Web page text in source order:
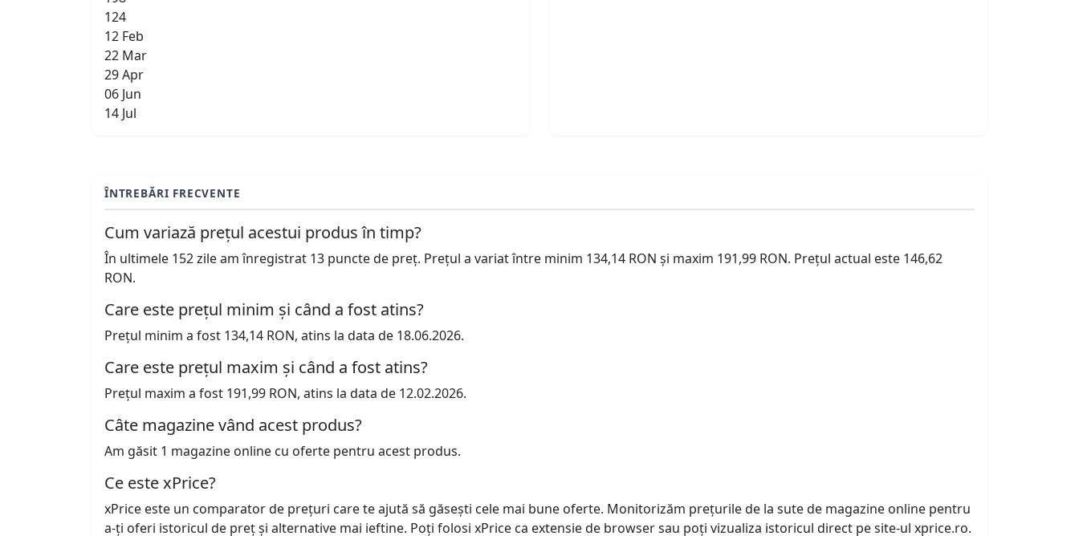
124
12 Feb
22 Mar
29 Apr
06 Jun
14 Jul
ÎNTREBĂRI FRECVENTE
Cum variază prețul acestui produs în timp?
În ultimele 152 zile am înregistrat 13 puncte de preț. Prețul a variat între minim 134,14 RON și maxim 191,99 RON. Prețul actual este 146,62
RON.
Care este prețul minim și când a fost atins?
Prețul minim a fost 134,14 RON, atins la data de 18.06.2026.
Care este prețul maxim și când a fost atins?
Prețul maxim a fost 191,99 RON, atins la data de 12.02.2026.
Câte magazine vând acest produs?
Am găsit 1 magazine online cu oferte pentru acest produs.
Ce este xPrice?
xPrice este un comparator de prețuri care te ajută să găsești cele mai bune oferte. Monitorizăm prețurile de la sute de magazine online pentru
a-ți oferi istoricul de preț și alternative mai ieftine. Poți folosi xPrice ca extensie de browser sau poți vizualiza istoricul direct pe site-ul xprice.ro.